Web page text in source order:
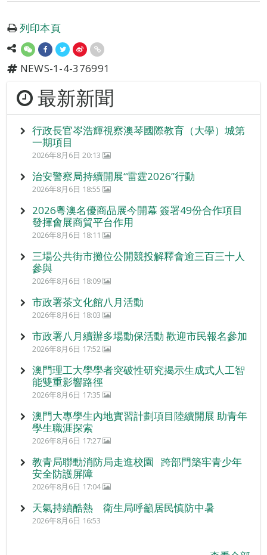
列印本頁
NEWS-1-4-376991
最新新聞
行政長官岑浩輝視察澳琴國際教育（大學）城第
一期項目
2026年8月6日 20:13
治安警察局持續開展“雷霆2026”行動
2026年8月6日 18:55
2026粵澳名優商品展今開幕 簽署49份合作項目
發揮會展商貿平台作用
2026年8月6日 18:11
三場公共街市攤位公開競投解釋會逾三百三十人
參與
2026年8月6日 18:09
市政署茶文化館八月活動
2026年8月6日 18:03
市政署八月續辦多場動保活動 歡迎市民報名參加
2026年8月6日 17:52
澳門理工大學學者突破性研究揭示生成式人工智
能雙重影響路徑
2026年8月6日 17:35
澳門大專學生內地實習計劃項目陸續開展 助青年
學生職涯探索
2026年8月6日 17:27
教青局聯動消防局走進校園 跨部門築牢青少年
安全防護屏障
2026年8月6日 17:04
天氣持續酷熱 衛生局呼籲居民慎防中暑
2026年8月6日 16:53